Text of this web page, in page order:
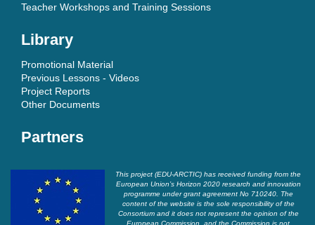
Teacher Workshops and Training Sessions
Library
Promotional Material
Previous Lessons - Videos
Project Reports
Other Documents
Partners
This project (EDU-ARCTIC) has received funding from the
European Union’s Horizon 2020 research and innovation
programme under grant agreement No 710240. The
content of the website is the sole responsibility of the
Consortium and it does not represent the opinion of the
European Commission, and the Commission is not